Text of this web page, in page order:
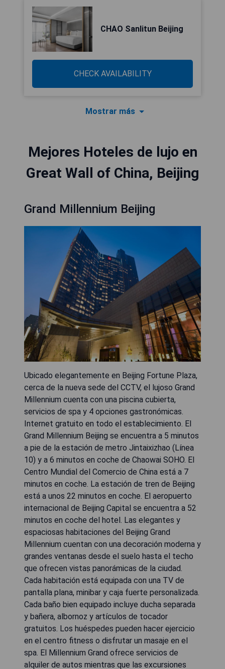
CHAO Sanlitun Beijing
CHECK AVAILABILITY
Mostrar más
Mejores Hoteles de lujo en
Great Wall of China, Beijing
Grand Millennium Beijing
Ubicado elegantemente en Beijing Fortune Plaza,
cerca de la nueva sede del CCTV, el lujoso Grand
Millennium cuenta con una piscina cubierta,
servicios de spa y 4 opciones gastronómicas.
Internet gratuito en todo el establecimiento. El
Grand Millennium Beijing se encuentra a 5 minutos
a pie de la estación de metro Jintaixizhao (Línea
10) y a 6 minutos en coche de Chaowai SOHO. El
Centro Mundial del Comercio de China está a 7
minutos en coche. La estación de tren de Beijing
está a unos 22 minutos en coche. El aeropuerto
internacional de Beijing Capital se encuentra a 52
minutos en coche del hotel. Las elegantes y
espaciosas habitaciones del Beijing Grand
Millennium cuentan con una decoración moderna y
grandes ventanas desde el suelo hasta el techo
que ofrecen vistas panorámicas de la ciudad.
Cada habitación está equipada con una TV de
pantalla plana, minibar y caja fuerte personalizada.
Cada baño bien equipado incluye ducha separada
y bañera, albornoz y artículos de tocador
gratuitos. Los huéspedes pueden hacer ejercicio
en el centro fitness o disfrutar un masaje en el
spa. El Millennium Grand ofrece servicios de
alquiler de autos mientras que las excursiones